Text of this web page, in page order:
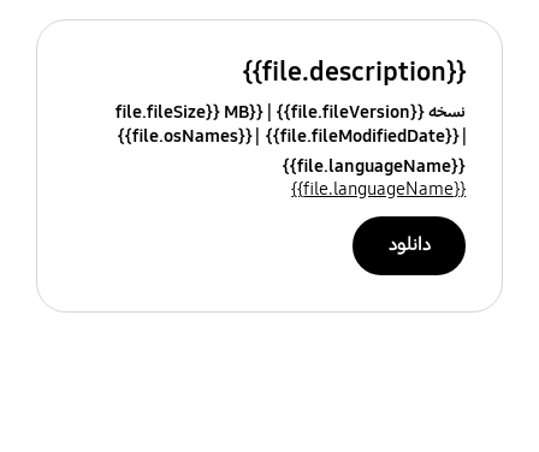
{{file.description}}
نسخه {{file.fileVersion}}
{{file.fileSize}} MB
{{file.fileModifiedDate}}
{{file.osNames}}
{{file.languageName}}
{{file.languageName}}
دانلود